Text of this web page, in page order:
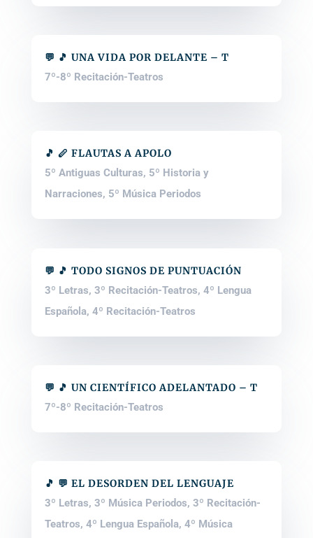
💬 🎵 UNA VIDA POR DELANTE – T
7º-8º Recitación-Teatros
🎵 🪈 FLAUTAS A APOLO
5º Antiguas Culturas, 5º Historia y
Narraciones, 5º Música Periodos
💬 🎵 TODO SIGNOS DE PUNTUACIÓN
3º Letras, 3º Recitación-Teatros, 4º Lengua
Española, 4º Recitación-Teatros
💬 🎵 UN CIENTÍFICO ADELANTADO – T
7º-8º Recitación-Teatros
🎵 💬 EL DESORDEN DEL LENGUAJE
3º Letras, 3º Música Periodos, 3º Recitación-
Teatros, 4º Lengua Española, 4º Música